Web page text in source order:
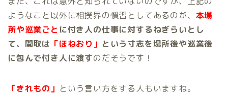
ようなこと以外に相撲界の慣習としてあるのが、 本場
所や巡業ごと に付き人の仕事に対するねぎらいとし
て、関取は 「ほねおり」 という寸志を場所後や巡業後
に包んで付き人に渡すのだそうです！
「きれもの」 という言い方をする人もいますね。